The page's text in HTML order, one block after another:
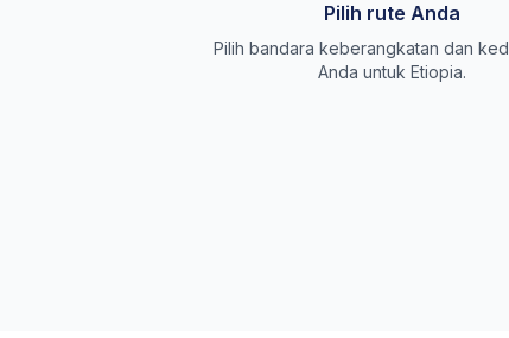
Pilih rute Anda
Pilih bandara keberangkatan dan
Anda untuk Etiopia.